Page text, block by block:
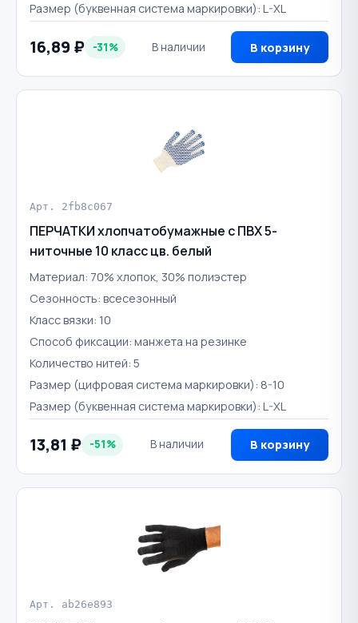
Размер (буквенная система маркировки): L-XL
16,89 ₽ -31% В наличии В корзину
Арт. 2fb8c067
ПЕРЧАТКИ хлопчатобумажные с ПВХ 5-
ниточные 10 класс цв. белый
Материал: 70% хлопок, 30% полиэстер
Сезонность: всесезонный
Класс вязки: 10
Способ фиксации: манжета на резинке
Количество нитей: 5
Размер (цифровая система маркировки): 8-10
Размер (буквенная система маркировки): L-XL
13,81 ₽ -51% В наличии В корзину
Арт. ab26e893